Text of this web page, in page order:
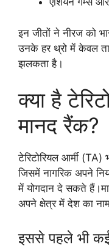
इन जीतों ने नीरज को
उनके हर थ्रो में केवल
झलकता है।
क्या है
मानद रैंक?
टेरिटोरियल आर्मी
जिसमें नागरिक अपने
में योगदान दे सकते
अपने क्षेत्र में देश का
इससे पहले भी